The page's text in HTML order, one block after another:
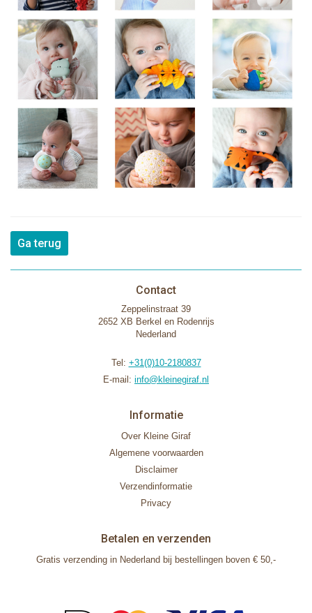
Ga terug
Contact
Zeppelinstraat 39
2652 XB Berkel en Rodenrijs
Nederland
Tel: +31(0)10-2180837
E-mail: info@kleinegiraf.nl
Informatie
Over Kleine Giraf
Algemene voorwaarden
Disclaimer
Verzendinformatie
Privacy
Betalen en verzenden
Gratis verzending in Nederland bij bestellingen boven € 50,-